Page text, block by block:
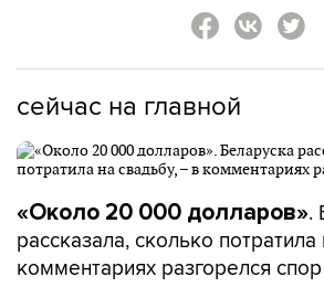
сейчас на главной
«Около 20 000 долларов».
рассказала, сколько
комментариях разгорелся спор